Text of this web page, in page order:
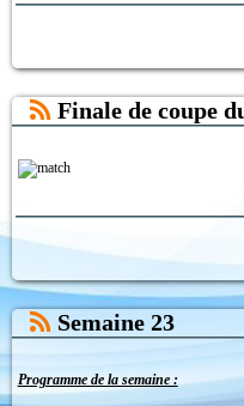
Finale de coupe
Semaine 23
Programme de la semaine :